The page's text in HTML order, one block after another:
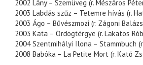
2002 Lány – Szemüveg (r. Mészáros
2003 Labdás szűz – Tetemre hívás (r.
2003 Ágo – Bűvészmozi (r. Zágoni
2003 Kata – Ördögtérgye (r. Lakatos
2004 Szentmihályi Ilona – Stammbuch
2008 Babóka – La Petite Mort (r. Kató